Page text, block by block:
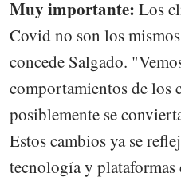
Muy importante: Los
Covid no son los
concede Salgado.
comportamientos de los
posiblemente se
Estos cambios ya se
tecnología y